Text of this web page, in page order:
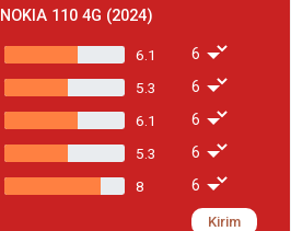
NOKIA 110 4G (2024)
6.1
5.3
6.1
5.3
8
Kirim